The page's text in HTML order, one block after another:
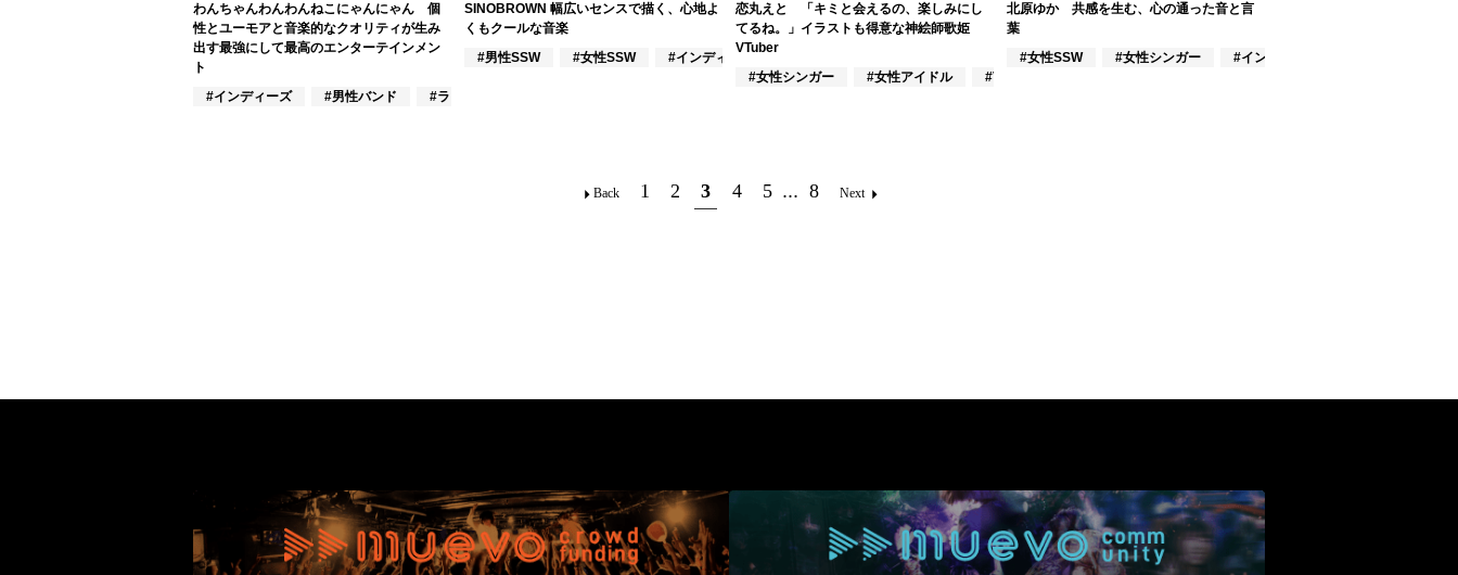
わんちゃんわんわんねこにゃんにゃん 個
性とユーモアと音楽的なクオリティが生み
出す最強にして最高のエンターテインメン
ト
#インディーズ
#男性バンド #ラッパー
SINOBROWN 幅広いセンスで描く、心地よ
くもクールな音楽
#男性SSW
#女性SSW #インディーズ
恋丸えと 「キミと会えるの、楽しみにし
てるね。」イラストも得意な神絵師歌姫
VTuber
#女性シンガー
#女性アイドル #VTuber/VSinger
北原ゆか 共感を生む、心の通った音と言
葉
#女性SSW
#女性シンガー #インディーズ
Back 1 2 3 4 5 ... 8 Next